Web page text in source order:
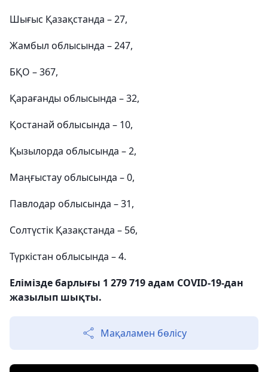
Шығыс Қазақстанда – 27,
Жамбыл облысында – 247,
БҚО – 367,
Қарағанды ​​облысында – 32,
Қостанай облысында – 10,
Қызылорда облысында – 2,
Маңғыстау облысында – 0,
Павлодар облысында – 31,
Солтүстік Қазақстанда – 56,
Түркістан облысында – 4.
Елімізде барлығы 1 279 719 адам COVID-19-дан
жазылып шықты.
Мақаламен бөлісу